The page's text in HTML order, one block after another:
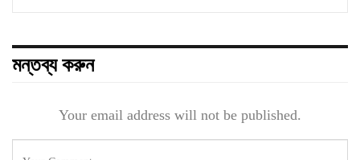
মন্তব্য করুন
Your email address will not be published.